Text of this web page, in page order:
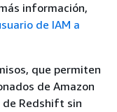
información,
de IAM a
que permiten
de Amazon
de Redshift sin